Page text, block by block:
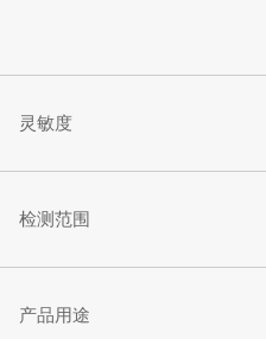
灵敏度
检测范围
产品用途